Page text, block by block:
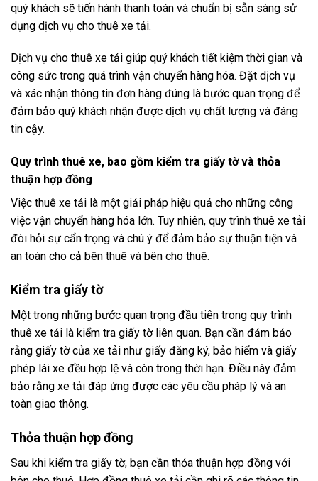
quý khách sẽ tiến hành thanh toán và chuẩn bị sẵn sàng sử
dụng dịch vụ cho thuê xe tải.
Dịch vụ cho thuê xe tải giúp quý khách tiết kiệm thời gian và
công sức trong quá trình vận chuyển hàng hóa. Đặt dịch vụ
và xác nhận thông tin đơn hàng đúng là bước quan trọng để
đảm bảo quý khách nhận được dịch vụ chất lượng và đáng
tin cậy.
Quy trình thuê xe, bao gồm kiểm tra giấy tờ và thỏa
thuận hợp đồng
Việc thuê xe tải là một giải pháp hiệu quả cho những công
việc vận chuyển hàng hóa lớn. Tuy nhiên, quy trình thuê xe tải
đòi hỏi sự cẩn trọng và chú ý để đảm bảo sự thuận tiện và
an toàn cho cả bên thuê và bên cho thuê.
Kiểm tra giấy tờ
Một trong những bước quan trọng đầu tiên trong quy trình
thuê xe tải là kiểm tra giấy tờ liên quan. Bạn cần đảm bảo
rằng giấy tờ của xe tải như giấy đăng ký, bảo hiểm và giấy
phép lái xe đều hợp lệ và còn trong thời hạn. Điều này đảm
bảo rằng xe tải đáp ứng được các yêu cầu pháp lý và an
toàn giao thông.
Thỏa thuận hợp đồng
Sau khi kiểm tra giấy tờ, bạn cần thỏa thuận hợp đồng với